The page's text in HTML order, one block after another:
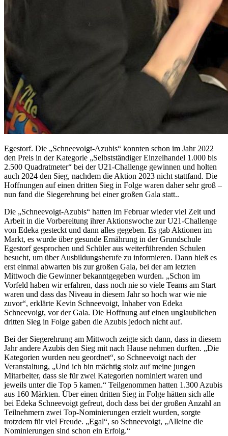
Egestorf. Die „Schneevoigt-Azubis“ konnten schon im Jahr 2022
den Preis in der Kategorie „Selbstständiger Einzelhandel 1.000 bis
2.500 Quadratmeter“ bei der U21-Challenge gewinnen und holten
auch 2024 den Sieg, nachdem die Aktion 2023 nicht stattfand. Die
Hoffnungen auf einen dritten Sieg in Folge waren daher sehr groß –
nun fand die Siegerehrung bei einer großen Gala statt..
Die „Schneevoigt-Azubis“ hatten im Februar wieder viel Zeit und
Arbeit in die Vorbereitung ihrer Aktionswoche zur U21-Challenge
von Edeka gesteckt und dann alles gegeben. Es gab Aktionen im
Markt, es wurde über gesunde Ernährung in der Grundschule
Egestorf gesprochen und Schüler aus weiterführenden Schulen
besucht, um über Ausbildungsberufe zu informieren. Dann hieß es
erst einmal abwarten bis zur großen Gala, bei der am letzten
Mittwoch die Gewinner bekanntgegeben wurden. „Schon im
Vorfeld haben wir erfahren, dass noch nie so viele Teams am Start
waren und dass das Niveau in diesem Jahr so hoch war wie nie
zuvor“, erklärte Kevin Schneevoigt, Inhaber von Edeka
Schneevoigt, vor der Gala. Die Hoffnung auf einen unglaublichen
dritten Sieg in Folge gaben die Azubis jedoch nicht auf.
Bei der Siegerehrung am Mittwoch zeigte sich dann, dass in diesem
Jahr andere Azubis den Sieg mit nach Hause nehmen durften. „Die
Kategorien wurden neu geordnet“, so Schneevoigt nach der
Veranstaltung, „Und ich bin mächtig stolz auf meine jungen
Mitarbeiter, dass sie für zwei Kategorien nominiert waren und
jeweils unter die Top 5 kamen.“ Teilgenommen hatten 1.300 Azubis
aus 160 Märkten. Über einen dritten Sieg in Folge hätten sich alle
bei Edeka Schneevoigt gefreut, doch dass bei der großen Anzahl an
Teilnehmern zwei Top-Nominierungen erzielt wurden, sorgte
trotzdem für viel Freude. „Egal“, so Schneevoigt, „Alleine die
Nominierungen sind schon ein Erfolg.“